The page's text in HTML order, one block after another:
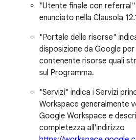
"Utente finale con
enunciato nella Clausola
"Portale delle risorse"
disposizione da Google
contenente risorse quali
sul Programma.
"Servizi" indica i Servizi
Workspace generalmente
Google Workspace e
completezza all'indirizzo